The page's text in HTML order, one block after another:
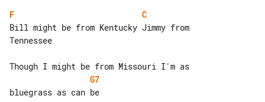
F
C
Bill might be from Kentucky Jimmy from
Tennessee
G7
bluegrass as can be